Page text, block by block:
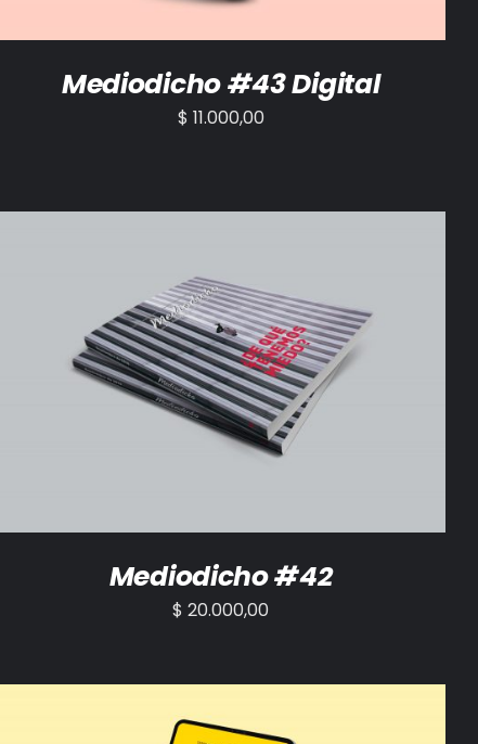
Mediodicho #43 Digital
$ 11.000,00
AÑADIR AL CARRITO / DETALLES
Mediodicho #42
$ 20.000,00